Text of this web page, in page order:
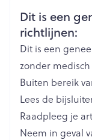
Organisaties
Merken
Breedte
Lengte
Dit is een
richtlijnen:
Dit is een
zonder medisch
Buiten bereik
Lees de
Raadpleeg je
Neem in geval